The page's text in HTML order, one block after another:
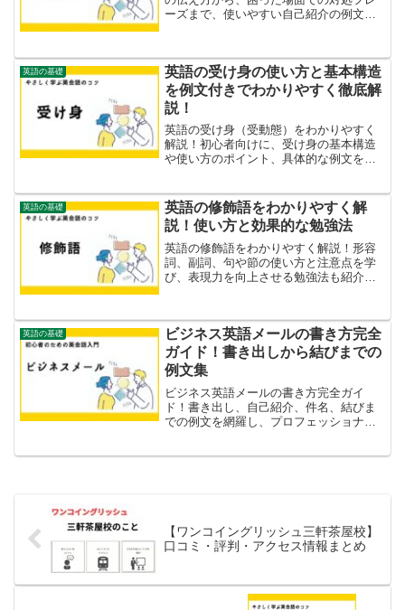
ーズまで、使いやすい自己紹介の例文
英語の基礎
英語の受け身の使い方と基本構造
を例文付きでわかりやすく徹底解
説！
英語の受け身（受動態）をわかりやすく
解説！初心者向けに、受け身の基本構造
や使い方のポイント、具体的な例文を詳
英語の基礎
英語の修飾語をわかりやすく解
説！使い方と効果的な勉強法
英語の修飾語をわかりやすく解説！形容
詞、副詞、句や節の使い方と注意点を学
び、表現力を向上させる勉強法も紹介し
英語の基礎
ビジネス英語メールの書き方完全
ガイド！書き出しから結びまでの
例文集
ビジネス英語メールの書き方完全ガイ
ド！書き出し、自己紹介、件名、結びま
での例文を網羅し、プロフェッショナル
【ワンコイングリッシュ三軒茶屋校】
口コミ・評判・アクセス情報まとめ